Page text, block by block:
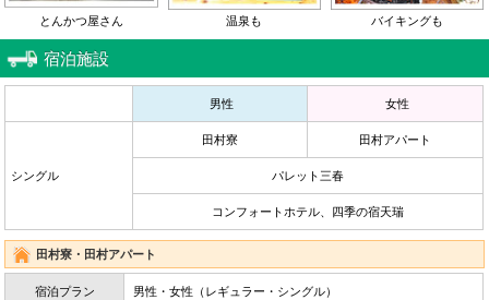
とんかつ屋さん 温泉も バイキングも
宿泊施設
男性 女性
シングル
田村寮 田村アパート
パレット三春
コンフォートホテル、四季の宿天瑞
田村寮・田村アパート
宿泊プラン 男性・女性（レギュラー・シングル）